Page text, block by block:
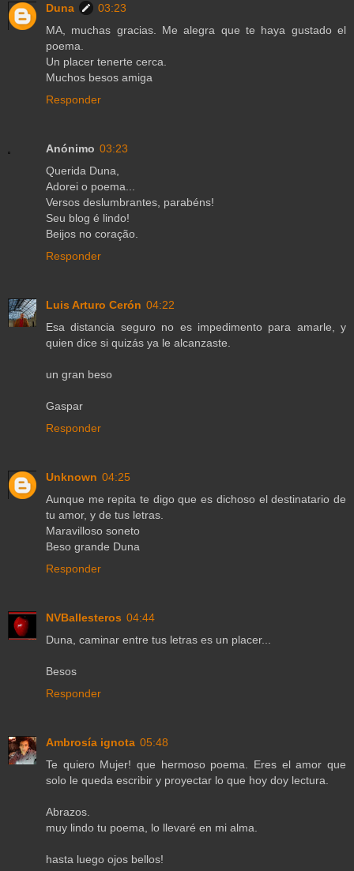
Duna
03:23
MA, muchas gracias. Me alegra que te haya gustado el
poema.
Un placer tenerte cerca.
Muchos besos amiga
Responder
Anónimo 03:23
Querida Duna,
Adorei o poema...
Versos deslumbrantes, parabéns!
Seu blog é lindo!
Beijos no coração.
Responder
Luis Arturo Cerón 04:22
Esa distancia seguro no es impedimento para amarle, y
quien dice si quizás ya le alcanzaste.
un gran beso
Gaspar
Responder
Unknown 04:25
Aunque me repita te digo que es dichoso el destinatario de
tu amor, y de tus letras.
Maravilloso soneto
Beso grande Duna
Responder
NVBallesteros 04:44
Duna, caminar entre tus letras es un placer...
Besos
Responder
Ambrosía ignota 05:48
Te quiero Mujer! que hermoso poema. Eres el amor que
solo le queda escribir y proyectar lo que hoy doy lectura.
Abrazos.
muy lindo tu poema, lo llevaré en mi alma.
hasta luego ojos bellos!